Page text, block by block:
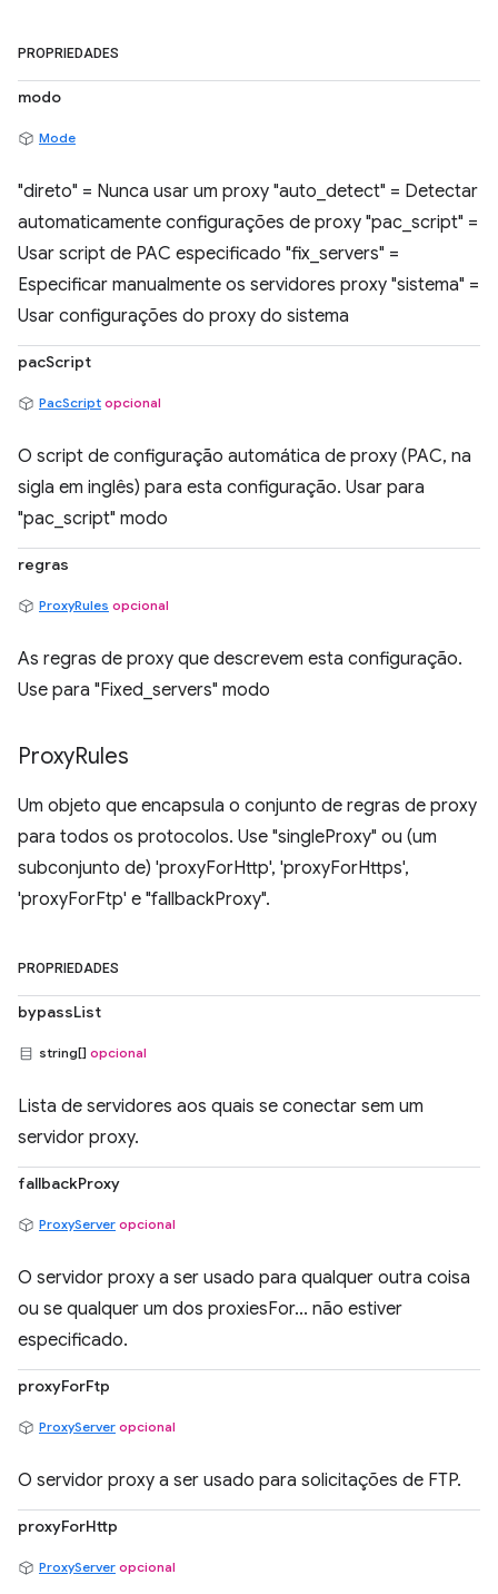
PROPRIEDADES
modo
Mode
"direto" = Nunca usar um proxy "auto_detect" = Detectar
automaticamente configurações de proxy "pac_script" =
Usar script de PAC especificado "fix_servers" =
Especificar manualmente os servidores proxy "sistema" =
Usar configurações do proxy do sistema
pacScript
PacScript opcional
O script de configuração automática de proxy (PAC, na
sigla em inglês) para esta configuração. Usar para
"pac_script" modo
regras
ProxyRules opcional
As regras de proxy que descrevem esta configuração.
Use para "Fixed_servers" modo
ProxyRules
Um objeto que encapsula o conjunto de regras de proxy
para todos os protocolos. Use "singleProxy" ou (um
subconjunto de) 'proxyForHttp', 'proxyForHttps',
'proxyForFtp' e "fallbackProxy".
PROPRIEDADES
bypassList
string[] opcional
Lista de servidores aos quais se conectar sem um
servidor proxy.
fallbackProxy
ProxyServer opcional
O servidor proxy a ser usado para qualquer outra coisa
ou se qualquer um dos proxiesFor... não estiver
especificado.
proxyForFtp
ProxyServer opcional
O servidor proxy a ser usado para solicitações de FTP.
proxyForHttp
ProxyServer opcional